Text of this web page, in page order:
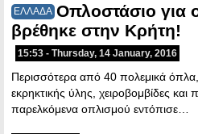
ΕΛΛΑΔΑ Οπλοστάσιο για
βρέθηκε στην Κρήτη!
15:53 - Thursday, 14 January, 2016
Περισσότερα από 40 πολεμικά όπλα,
εκρηκτικής ύλης, χειροβομβίδες και
παρελκόμενα οπλισμού εντόπισε…